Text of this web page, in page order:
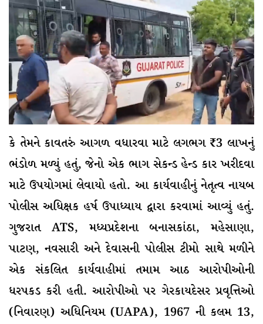
કે તેમને કાવતરું આગળ વધારવા માટે લગભગ ₹3 લાખનું
ભંડોળ મળ્યું હતું, જેનો એક ભાગ સેકન્ડ હેન્ડ કાર ખરીદવા
માટે ઉપયોગમાં લેવાયો હતો. આ કાર્યવાહીનું નેતૃત્વ નાયબ
પોલીસ અધિક્ષક હર્ષ ઉપાધ્યાય દ્વારા કરવામાં આવ્યું હતું.
ગુજરાત ATS, મધ્યપ્રદેશના બનાસકાંઠા, મહેસાણા,
પાટણ, નવસારી અને દેવાસની પોલીસ ટીમો સાથે મળીને
એક સંકલિત કાર્યવાહીમાં તમામ આઠ આરોપીઓની
ધરપકડ કરી હતી. આરોપીઓ પર ગેરકાયદેસર પ્રવૃત્તિઓ
(નિવારણ) અધિનિયમ (UAPA), 1967 ની કલમ 13,